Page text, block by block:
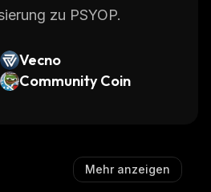
zu PSYOP.
Vecno
Community Coin
Mehr anzeigen